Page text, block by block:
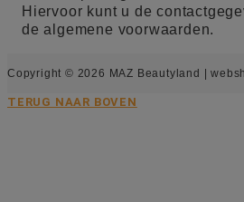
Hiervoor kunt u de
de algemene voorwaarden.
Copyright © 2026 MAZ Beautyland |
TERUG NAAR BOVEN